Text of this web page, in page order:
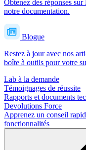
Obtenez des réponses
notre documentation.
Blogue
Restez à jour avec nos
boîte à outils pour votre
Lab à la demande
Témoignages de réussite
Rapports et documents
Devolutions Force
Apprenez un conseil
fonctionnalités